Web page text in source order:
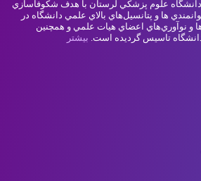
دستاوردهای اصلی و جوابگوی
موجود طراحی اساسا مورد استفاده قرار
علوم پزشكي لرستان با هدف شكوفاسازي
ها و پتانسيل‌هاي بالاي علمي دانشگاه در
و نوآوري‌هاي اعضاي هيات علمي و همچنين
تاسيس گرديده است. بیشتر